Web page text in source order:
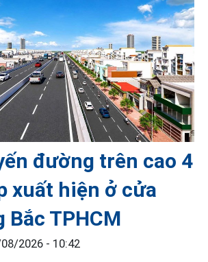
đường trên cao 4
xuất hiện ở cửa
Bắc TPHCM
2026 - 10:42